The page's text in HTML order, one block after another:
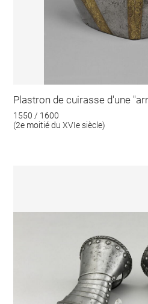
Plastron de cuirasse d'une
1550 / 1600
(2e moitié du XVIe siècle)